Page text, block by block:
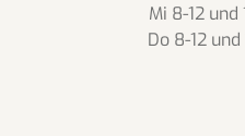
Mi 8-12 und
Do 8-12